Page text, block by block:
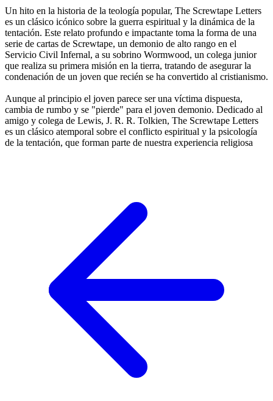
Un hito en la historia de la teología popular, The Screwtape Letters
es un clásico icónico sobre la guerra espiritual y la dinámica de la
tentación. Este relato profundo e impactante toma la forma de una
serie de cartas de Screwtape, un demonio de alto rango en el
Servicio Civil Infernal, a su sobrino Wormwood, un colega junior
que realiza su primera misión en la tierra, tratando de asegurar la
condenación de un joven que recién se ha convertido al cristianismo.
Aunque al principio el joven parece ser una víctima dispuesta,
cambia de rumbo y se "pierde" para el joven demonio. Dedicado al
amigo y colega de Lewis, J. R. R. Tolkien, The Screwtape Letters
es un clásico atemporal sobre el conflicto espiritual y la psicología
de la tentación, que forman parte de nuestra experiencia religiosa